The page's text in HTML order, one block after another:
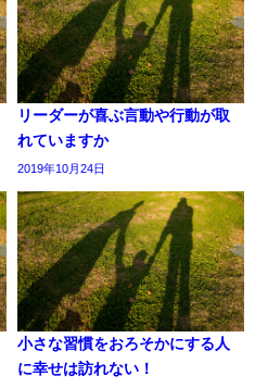
リーダーが喜ぶ言動や行動が取
れていますか
2019年10月24日
小さな習慣をおろそかにする人
に幸せは訪れない！